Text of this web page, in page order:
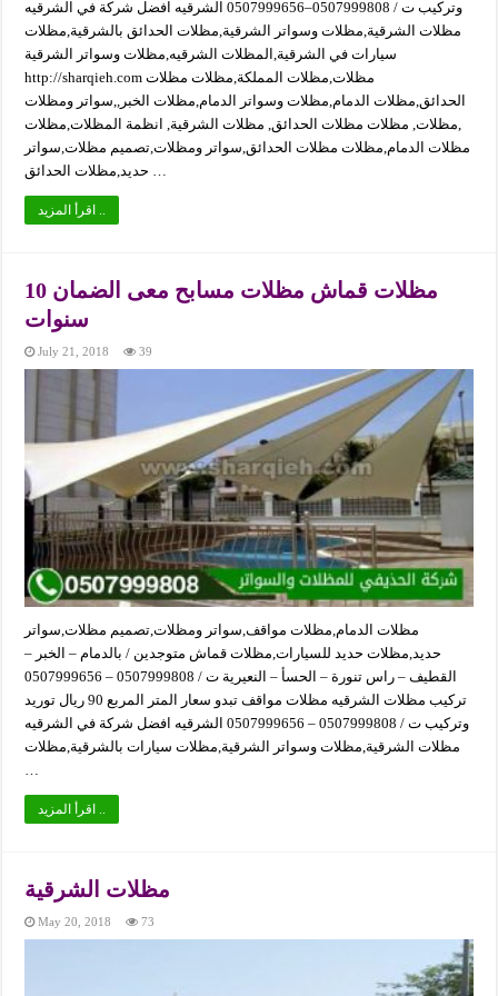
وتركيب ت / 0507999808–0507999656 الشرقيه افضل شركة في الشرقيه
مظلات الشرقية,مظلات وسواتر الشرقية,مظلات الحدائق بالشرقية,مظلات
سيارات في الشرقية,المظلات الشرقيه,مظلات وسواتر الشرقية
http://sharqieh.com مظلات,مظلات المملكة,مظلات مظلات
الحدائق,مظلات الدمام,مظلات وسواتر الدمام,مظلات الخبر,,سواتر ومظلات
,مظلات, مظلات مظلات الحدائق, مظلات الشرقية, انظمة المظلات,مظلات
مظلات الدمام,مظلات مظلات الحدائق,سواتر ومظلات,تصميم مظلات,سواتر
مظلات قماش مظلات مسابح معى الضمان 10
سنوات
July 21, 2018 39
مظلات الدمام,مظلات مواقف,سواتر ومظلات,تصميم مظلات,سواتر
حديد,مظلات حديد للسيارات,مظلات قماش متوجدين / بالدمام – الخبر –
القطيف – راس تنورة – الحسأ – النعيرية ت / 0507999808 – 0507999656
تركيب مظلات الشرقيه مظلات مواقف تبدو سعار المتر المربع 90 ريال توريد
وتركيب ت / 0507999808 – 0507999656 الشرقيه افضل شركة في الشرقيه
مظلات الشرقية,مظلات وسواتر الشرقية,مظلات سيارات بالشرقية,مظلات
…
اقرأ المزيد ..
مظلات الشرقية
May 20, 2018 73